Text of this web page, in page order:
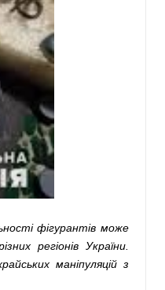
фігурантів може
регіонів України.
маніпуляцій з